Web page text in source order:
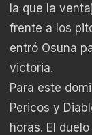
la que la
frente a los
entró Osuna
victoria.
Para este
Pericos y
horas. El